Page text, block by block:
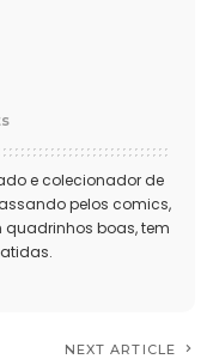
e colecionador de
pelos comics,
quadrinhos boas, tem
NEXT ARTICLE